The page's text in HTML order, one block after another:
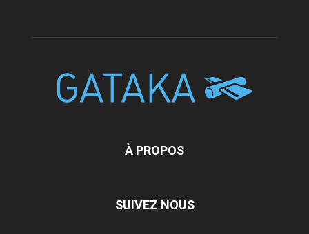
À PROPOS
SUIVEZ NOUS